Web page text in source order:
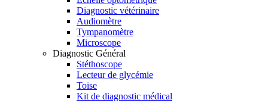
Diagnostic vétérinaire
Audiomètre
Tympanomètre
Microscope
Diagnostic Général
Stéthoscope
Lecteur de glycémie
Toise
Kit de diagnostic médical